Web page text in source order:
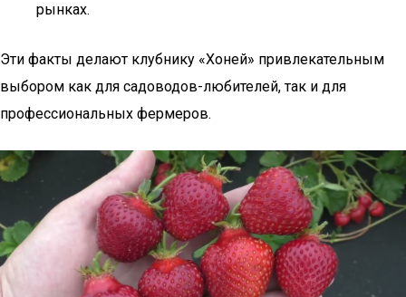
рынках.
Эти факты делают клубнику «Хоней» привлекательным
выбором как для садоводов-любителей, так и для
профессиональных фермеров.